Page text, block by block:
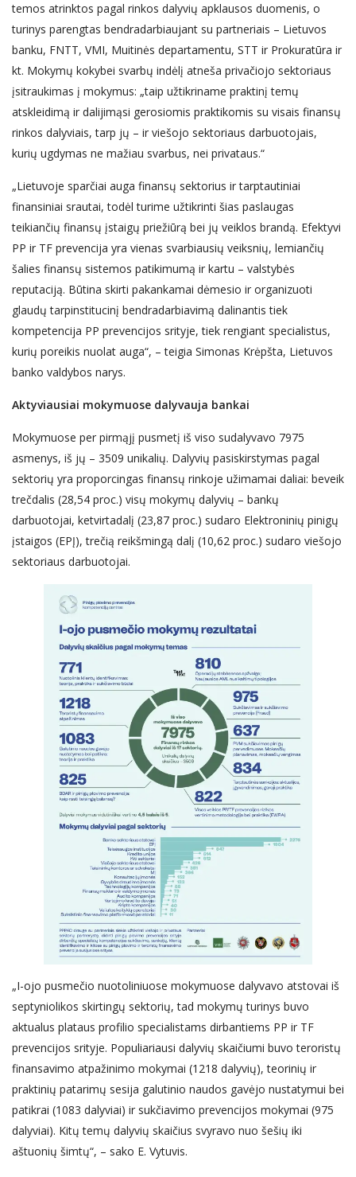
temos atrinktos pagal rinkos dalyvių apklausos duomenis, o
turinys parengtas bendradarbiaujant su partneriais – Lietuvos
banku, FNTT, VMI, Muitinės departamentu, STT ir Prokuratūra ir
kt. Mokymų kokybei svarbų indėlį atneša privačiojo sektoriaus
įsitraukimas į mokymus: „taip užtikriname praktinį temų
atskleidimą ir dalijimąsi gerosiomis praktikomis su visais finansų
rinkos dalyviais, tarp jų – ir viešojo sektoriaus darbuotojais,
kurių ugdymas ne mažiau svarbus, nei privataus.“
„Lietuvoje sparčiai auga finansų sektorius ir tarptautiniai
finansiniai srautai, todėl turime užtikrinti šias paslaugas
teikiančių finansų įstaigų priežiūrą bei jų veiklos brandą. Efektyvi
PP ir TF prevencija yra vienas svarbiausių veiksnių, lemiančių
šalies finansų sistemos patikimumą ir kartu – valstybės
reputaciją. Būtina skirti pakankamai dėmesio ir organizuoti
glaudų tarpinstitucinį bendradarbiavimą dalinantis tiek
kompetencija PP prevencijos srityje, tiek rengiant specialistus,
kurių poreikis nuolat auga“, – teigia Simonas Krėpšta, Lietuvos
banko valdybos narys.
Aktyviausiai mokymuose dalyvauja bankai
Mokymuose per pirmąjį pusmetį iš viso sudalyvavo 7975
asmenys, iš jų – 3509 unikalių. Dalyvių pasiskirstymas pagal
sektorių yra proporcingas finansų rinkoje užimamai daliai: beveik
trečdalis (28,54 proc.) visų mokymų dalyvių – bankų
darbuotojai, ketvirtadalį (23,87 proc.) sudaro Elektroninių pinigų
įstaigos (EPĮ), trečią reikšmingą dalį (10,62 proc.) sudaro viešojo
sektoriaus darbuotojai.
„I-ojo pusmečio nuotoliniuose mokymuose dalyvavo atstovai iš
septyniolikos skirtingų sektorių, tad mokymų turinys buvo
aktualus plataus profilio specialistams dirbantiems PP ir TF
prevencijos srityje. Populiariausi dalyvių skaičiumi buvo teroristų
finansavimo atpažinimo mokymai (1218 dalyvių), teorinių ir
praktinių patarimų sesija galutinio naudos gavėjo nustatymui bei
patikrai (1083 dalyviai) ir sukčiavimo prevencijos mokymai (975
dalyviai). Kitų temų dalyvių skaičius svyravo nuo šešių iki
aštuonių šimtų“, – sako E. Vytuvis.